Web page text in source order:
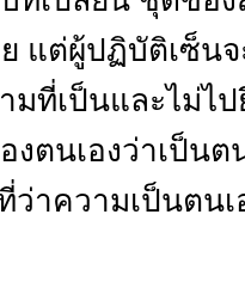
แต่ผู้ปฏิบัติเซ็น
มที่เป็นและไม่ไ
งตนเองว่าเปนต
ว่าความเป็นตน